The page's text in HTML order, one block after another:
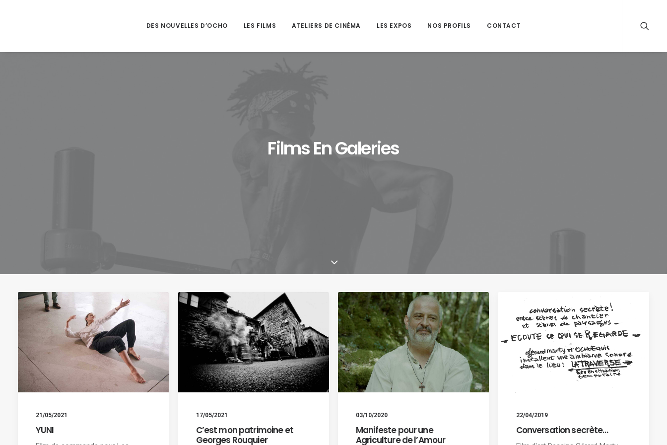
DES NOUVELLES D’OCHO LES FILMS ATELIERS DE CINÉMA LES EXPOS NOS PROFILS CONTACT
Films En Galeries
21/05/2021
YUNI
17/05/2021
C’est mon patrimoine et
Georges Rouquier
03/10/2020
Manifeste pour une
Agriculture de l’Amour
22/04/2019
Conversation secrète…